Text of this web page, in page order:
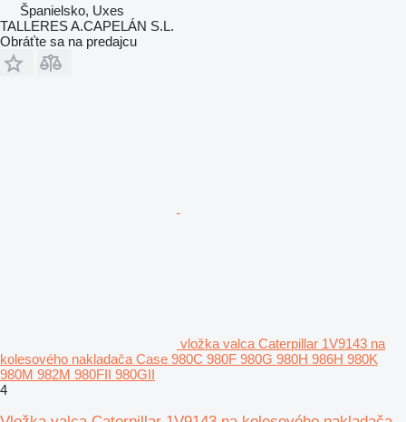
Španielsko, Uxes
TALLERES A.CAPELÁN S.L.
Obráťte sa na predajcu
vložka valca Caterpillar 1V9143 na
kolesového nakladača Case 980C 980F 980G 980H 986H 980K
980M 982M 980FII 980GII
4